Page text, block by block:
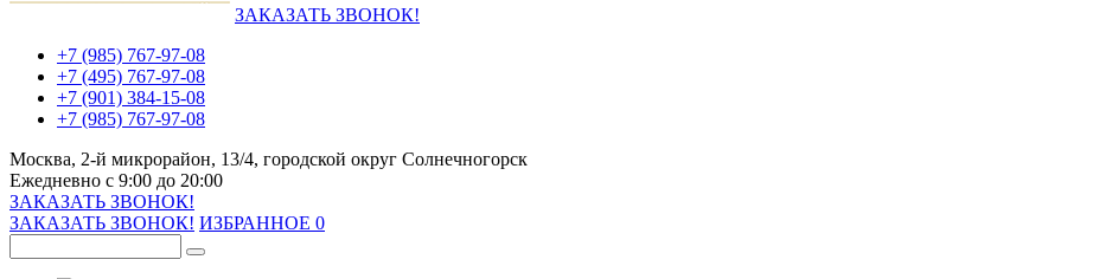
ЗАКАЗАТЬ ЗВОНОК!
+7 (985) 767-97-08
+7 (495) 767-97-08
+7 (901) 384-15-08
+7 (985) 767-97-08
Москва, 2-й микрорайон, 13/4, городской округ Солнечногорск
Ежедневно с 9:00 до 20:00
ЗАКАЗАТЬ ЗВОНОК!
ЗАКАЗАТЬ ЗВОНОК! ИЗБРАННОЕ 0